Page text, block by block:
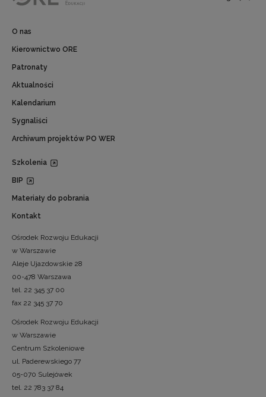
O nas
Kierownictwo ORE
Patronaty
Aktualności
Kalendarium
Sygnaliści
Archiwum projektów PO WER
Szkolenia
BIP
Materiały do pobrania
Kontakt
Ośrodek Rozwoju Edukacji
w Warszawie
Aleje Ujazdowskie 28
00-478 Warszawa
tel. 22 345 37 00
fax 22 345 37 70
Ośrodek Rozwoju Edukacji
w Warszawie
Centrum Szkoleniowe
ul. Paderewskiego 77
05-070 Sulejówek
tel. 22 783 37 84